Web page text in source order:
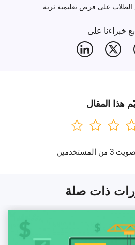
على فرص تعليمية ثرية.
خبراءنا على
هذا المقال
3 من المستخدمين
ذات صلة